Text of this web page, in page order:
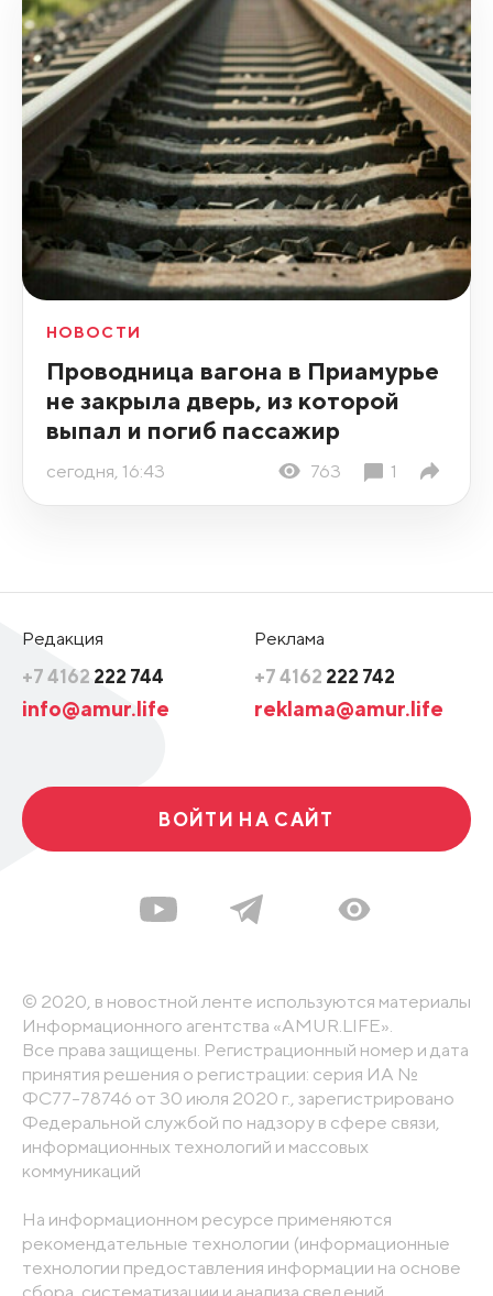
НОВОСТИ
Проводница вагона в Приамурье
не закрыла дверь, из которой
выпал и погиб пассажир
сегодня, 16:43 763 1
Редакция
+7 4162 222 744
info@amur.life
Реклама
+7 4162 222 742
reklama@amur.life
ВОЙТИ НА САЙТ
© 2020, в новостной ленте используются материалы
Информационного агентства «AMUR.LIFE».
Все права защищены. Регистрационный номер и дата
принятия решения о регистрации: серия ИА №
ФС77-78746 от 30 июля 2020 г., зарегистрировано
Федеральной службой по надзору в сфере связи,
информационных технологий и массовых
коммуникаций
На информационном ресурсе применяются
рекомендательные технологии (информационные
технологии предоставления информации на основе
сбора, систематизации и анализа сведений,